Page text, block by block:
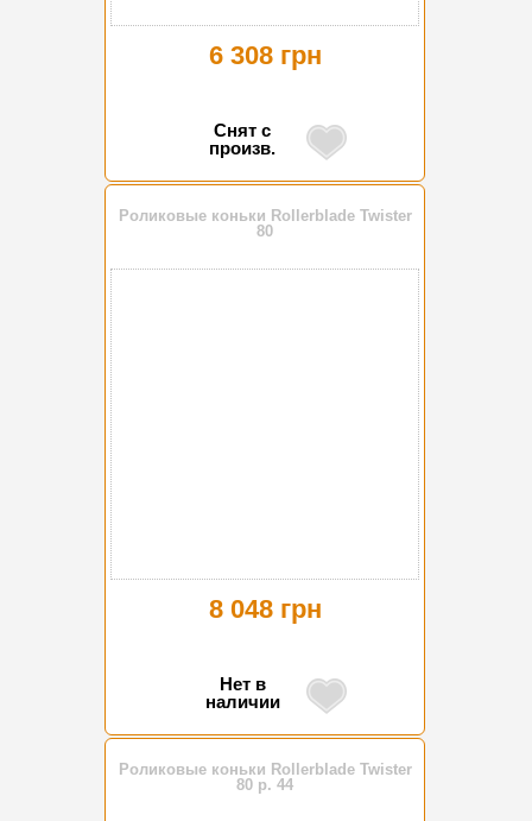
6 308 грн
Снят с
произв.
Роликовые коньки Rollerblade Twister
80
8 048 грн
Нет в
наличии
Роликовые коньки Rollerblade Twister
80 р. 44